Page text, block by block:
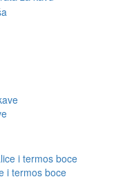
i termos boce